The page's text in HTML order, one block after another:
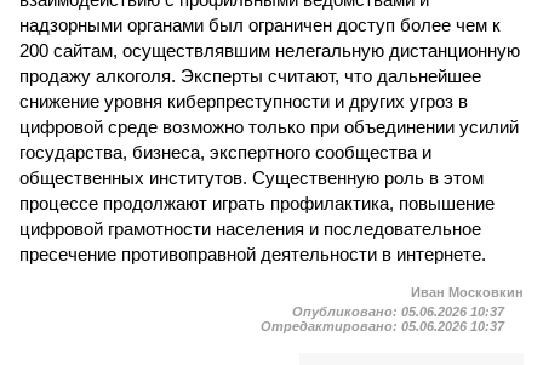
надзорными органами был ограничен доступ более чем к
200 сайтам, осуществлявшим нелегальную дистанционную
продажу алкоголя. Эксперты считают, что дальнейшее
снижение уровня киберпреступности и других угроз в
цифровой среде возможно только при объединении усилий
государства, бизнеса, экспертного сообщества и
общественных институтов. Существенную роль в этом
процессе продолжают играть профилактика, повышение
цифровой грамотности населения и последовательное
пресечение противоправной деятельности в интернете.
Иван Московкин
Опубликовано: 05.06.2026 10:37
Отредактировано: 05.06.2026 10:37